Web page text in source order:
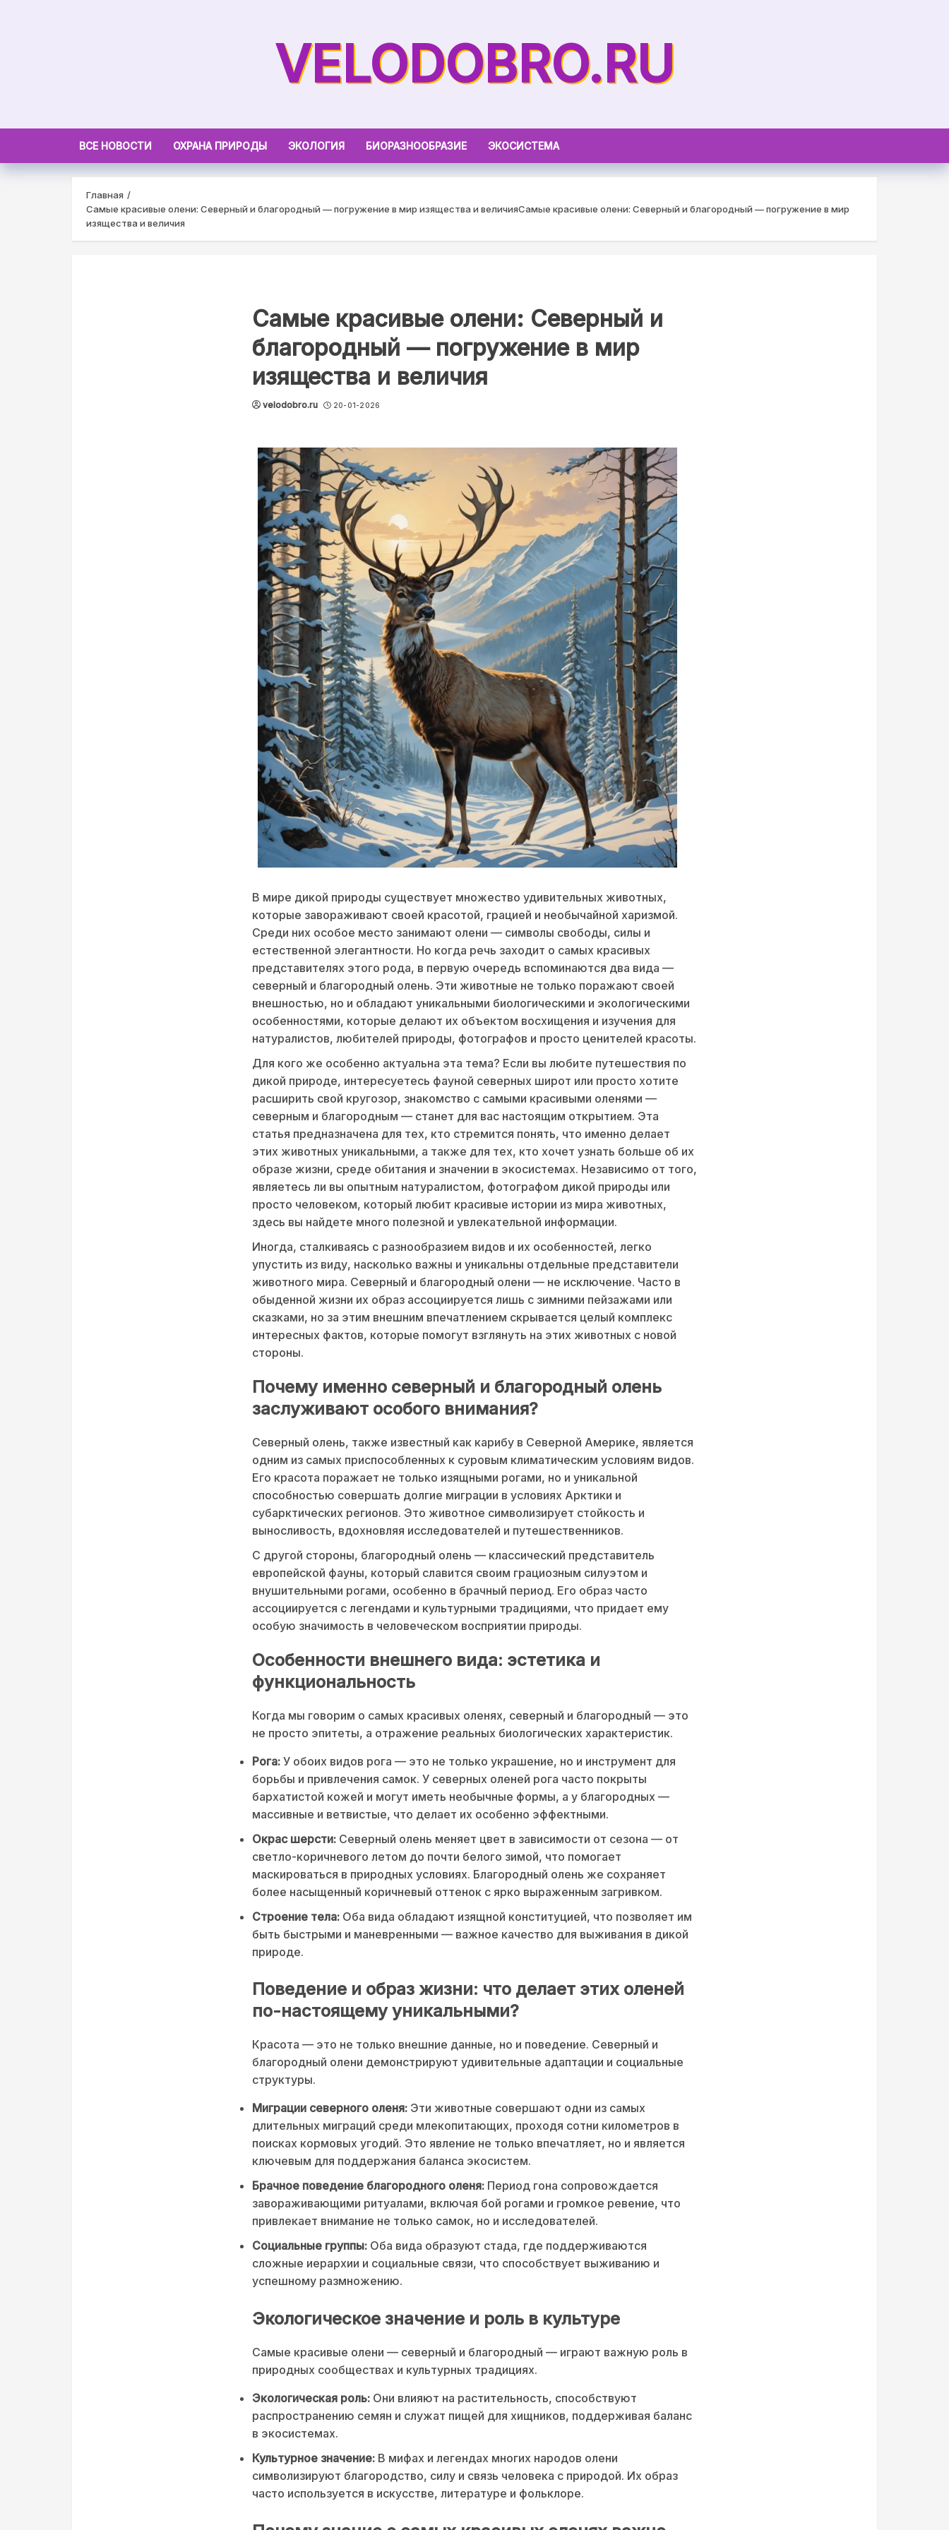
VELODOBRO.RU
ВСЕ НОВОСТИ ОХРАНА ПРИРОДЫ ЭКОЛОГИЯ БИОРАЗНООБРАЗИЕ ЭКОСИСТЕМА
Главная
Самые красивые олени: Северный и благородный — погружение в мир изящества и величияСамые красивые олени: Северный и благородный — погружение в мир
изящества и величия
Самые красивые олени: Северный и
благородный — погружение в мир
изящества и величия
velodobro.ru 20-01-2026
В мире дикой природы существует множество удивительных животных,
которые завораживают своей красотой, грацией и необычайной харизмой.
Среди них особое место занимают олени — символы свободы, силы и
естественной элегантности. Но когда речь заходит о самых красивых
представителях этого рода, в первую очередь вспоминаются два вида —
северный и благородный олень. Эти животные не только поражают своей
внешностью, но и обладают уникальными биологическими и экологическими
особенностями, которые делают их объектом восхищения и изучения для
натуралистов, любителей природы, фотографов и просто ценителей красоты.
Для кого же особенно актуальна эта тема? Если вы любите путешествия по
дикой природе, интересуетесь фауной северных широт или просто хотите
расширить свой кругозор, знакомство с самыми красивыми оленями —
северным и благородным — станет для вас настоящим открытием. Эта
статья предназначена для тех, кто стремится понять, что именно делает
этих животных уникальными, а также для тех, кто хочет узнать больше об их
образе жизни, среде обитания и значении в экосистемах. Независимо от того,
являетесь ли вы опытным натуралистом, фотографом дикой природы или
просто человеком, который любит красивые истории из мира животных,
здесь вы найдете много полезной и увлекательной информации.
Иногда, сталкиваясь с разнообразием видов и их особенностей, легко
упустить из виду, насколько важны и уникальны отдельные представители
животного мира. Северный и благородный олени — не исключение. Часто в
обыденной жизни их образ ассоциируется лишь с зимними пейзажами или
сказками, но за этим внешним впечатлением скрывается целый комплекс
интересных фактов, которые помогут взглянуть на этих животных с новой
стороны.
Почему именно северный и благородный олень
заслуживают особого внимания?
Северный олень, также известный как карибу в Северной Америке, является
одним из самых приспособленных к суровым климатическим условиям видов.
Его красота поражает не только изящными рогами, но и уникальной
способностью совершать долгие миграции в условиях Арктики и
субарктических регионов. Это животное символизирует стойкость и
выносливость, вдохновляя исследователей и путешественников.
С другой стороны, благородный олень — классический представитель
европейской фауны, который славится своим грациозным силуэтом и
внушительными рогами, особенно в брачный период. Его образ часто
ассоциируется с легендами и культурными традициями, что придает ему
особую значимость в человеческом восприятии природы.
Особенности внешнего вида: эстетика и
функциональность
Когда мы говорим о самых красивых оленях, северный и благородный — это
не просто эпитеты, а отражение реальных биологических характеристик.
Рога: У обоих видов рога — это не только украшение, но и инструмент для
борьбы и привлечения самок. У северных оленей рога часто покрыты
бархатистой кожей и могут иметь необычные формы, а у благородных —
массивные и ветвистые, что делает их особенно эффектными.
Окрас шерсти: Северный олень меняет цвет в зависимости от сезона — от
светло-коричневого летом до почти белого зимой, что помогает
маскироваться в природных условиях. Благородный олень же сохраняет
более насыщенный коричневый оттенок с ярко выраженным загривком.
Строение тела: Оба вида обладают изящной конституцией, что позволяет им
быть быстрыми и маневренными — важное качество для выживания в дикой
природе.
Поведение и образ жизни: что делает этих оленей
по-настоящему уникальными?
Красота — это не только внешние данные, но и поведение. Северный и
благородный олени демонстрируют удивительные адаптации и социальные
структуры.
Миграции северного оленя: Эти животные совершают одни из самых
длительных миграций среди млекопитающих, проходя сотни километров в
поисках кормовых угодий. Это явление не только впечатляет, но и является
ключевым для поддержания баланса экосистем.
Брачное поведение благородного оленя: Период гона сопровождается
завораживающими ритуалами, включая бой рогами и громкое ревение, что
привлекает внимание не только самок, но и исследователей.
Социальные группы: Оба вида образуют стада, где поддерживаются
сложные иерархии и социальные связи, что способствует выживанию и
успешному размножению.
Экологическое значение и роль в культуре
Самые красивые олени — северный и благородный — играют важную роль в
природных сообществах и культурных традициях.
Экологическая роль: Они влияют на растительность, способствуют
распространению семян и служат пищей для хищников, поддерживая баланс
в экосистемах.
Культурное значение: В мифах и легендах многих народов олени
символизируют благородство, силу и связь человека с природой. Их образ
часто используется в искусстве, литературе и фольклоре.